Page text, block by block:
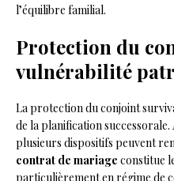
l’équilibre familial.
Protection du
vulnérabilité
La protection du conjoint
de la planification
plusieurs dispositifs peuvent
contrat de mariage constitue
particulièrement en régime de